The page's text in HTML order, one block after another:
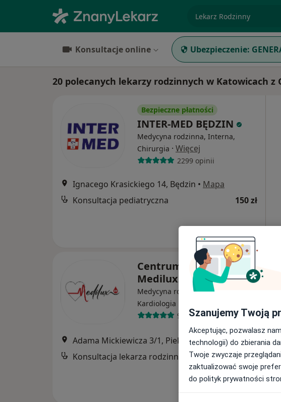
Konsultacje online Ubezpieczenie:
20 polecanych lekarzy rodzinnych w Katowicach z
Bezpieczne płatności
INTER-MED BĘDZIN
Medycyna rodzinna, Interna,
Chirurgia · Więcej
2299 opinii
Ignacego Krasickiego 14, Będzin • Mapa
Konsultacja pediatryczna
150 zł
Centrum Medyczne
Medilux24
Medycyna rodzinna, Hematologia,
Kardiologia
971 opinii
Adama Mickiewicza 3/1, Piekary Śląskie• Mapa
Konsultacja lekarza rodzinnego
od 250 zł
Szanujemy Twoją
Akceptując, pozwalasz
technologii) do zbierania
Twoje zwyczaje
zaktualizować swoje
do polityk prywatności